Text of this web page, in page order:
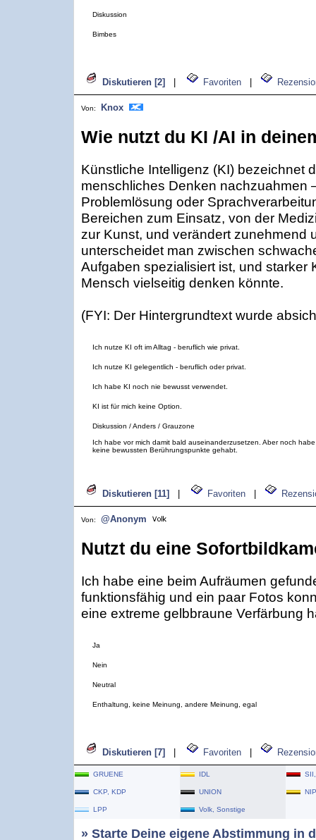
Diskussion
Bimbes
Diskutieren [2] Favoriten
Von: Knox
Wie nutzt du KI /AI in
Künstliche Intelligenz (KI) bezeichnet
menschliches Denken nachzuahmen
Problemlösung oder
Bereichen zum Einsatz, von der
zur Kunst, und verändert zunehmend
unterscheidet man zwischen
Aufgaben spezialisiert ist, und starker
Mensch vielseitig denken könnte.
(FYI: Der Hintergrundtext wurde
Ich nutze KI oft im Alltag - beruflich wie privat.
Ich nutze KI gelegentlich - beruflich oder privat.
Ich habe KI noch nie bewusst verwendet.
KI ist für mich keine Option.
Diskussion / Anders / Grauzone
Ich habe vor mich damit bald auseinanderzusetzen. Aber noch
keine bewussten Berührungspunkte gehabt.
Diskutieren [11] Favoriten
Von: @Anonym
Nutzt du eine
Ich habe eine beim Aufräumen
funktionsfähig und ein paar Fotos
eine extreme gelbbraune Verfärbung
Ja
Nein
Neutral
Enthaltung, keine Meinung, andere Meinung, egal
Diskutieren [7] Favoriten
GRUENE IDL
CKP, KDP UNION NIP
LPP Volk, Sonstige
» Starte Deine eigene Abstimmung in